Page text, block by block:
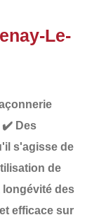
Le-
✔️ Des
s'agisse de
de
longévité des
efficace sur